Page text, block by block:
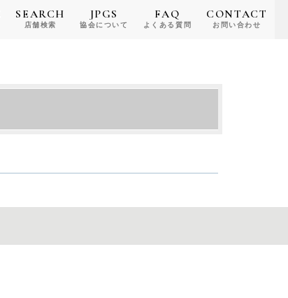
SEARCH
店舗検索
JPGS
協会について
FAQ
よくある質問
CONTACT
お問い合わせ